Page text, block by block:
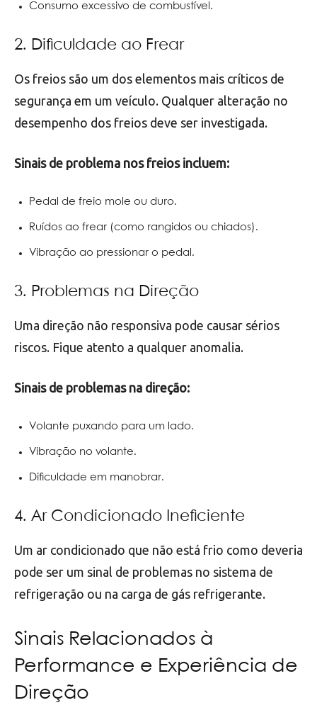
Consumo excessivo de combustível.
2. Dificuldade ao Frear
Os freios são um dos elementos mais críticos de
segurança em um veículo. Qualquer alteração no
desempenho dos freios deve ser investigada.
Sinais de problema nos freios incluem:
Pedal de freio mole ou duro.
Ruídos ao frear (como rangidos ou chiados).
Vibração ao pressionar o pedal.
3. Problemas na Direção
Uma direção não responsiva pode causar sérios
riscos. Fique atento a qualquer anomalia.
Sinais de problemas na direção:
Volante puxando para um lado.
Vibração no volante.
Dificuldade em manobrar.
4. Ar Condicionado Ineficiente
Um ar condicionado que não está frio como deveria
pode ser um sinal de problemas no sistema de
refrigeração ou na carga de gás refrigerante.
Sinais Relacionados à
Performance e Experiência de
Direção